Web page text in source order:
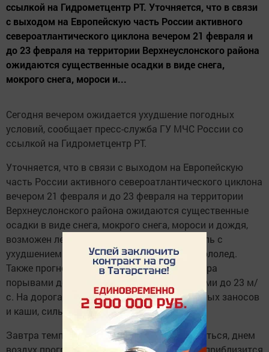
ссылкой на Гидрометцентр РТ. Уточняется, что в связи
с выходом на Европейскую часть России активного
североатлантического циклона вечером 21 февраля и
до 23 февраля на территории Верхнеуслонского района
ожидаются существенные осадки в виде снега,
мокрого снега, мороси и...
Сегодня вечером ожидается ухудшение погодных
условий, сообщает пресс-служба ГУ МЧС России со
ссылкой на Гидрометцентр РТ.
Уточняется, что в связи с выходом на Европейскую
часть России активного североатлантического циклона
вечером 21 февраля и до 23 февраля на территории
Верхнеуслонского района ожидаются существенные
осадки в виде снега, мокрого снега, мороси и дождя,
возможен ледяной дождь. Ожидается метель с
ухудшением видимости до 500 м и менее, гололед.
Также прогнозируется усиление южного ветра
порывами до 15-20 м, ночью и утром местами до 23 м/
с. На дорогах возможно образование снежных заносов
и каши, сильной гололедицы.
Завтра температура воздуха будет повышаться, днем